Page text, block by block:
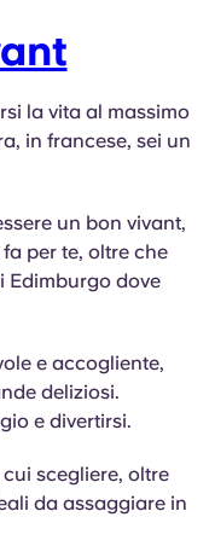
la vita al massimo
in francese, sei un
un bon vivant,
per te, oltre che
Edimburgo dove
e accogliente,
deliziosi.
e divertirsi.
scegliere, oltre
da assaggiare in